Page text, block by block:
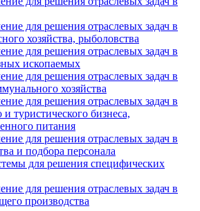
для решения отраслевых задач в
хозяйства, рыболовства
для решения отраслевых задач в
ископаемых
для решения отраслевых задач в
хозяйства
для решения отраслевых задач в
туристического бизнеса,
питания
для решения отраслевых задач в
и подбора персонала
для решения специфических
для решения отраслевых задач в
производства